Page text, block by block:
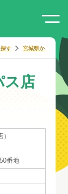
す 宮城県から探す
ス店
番地